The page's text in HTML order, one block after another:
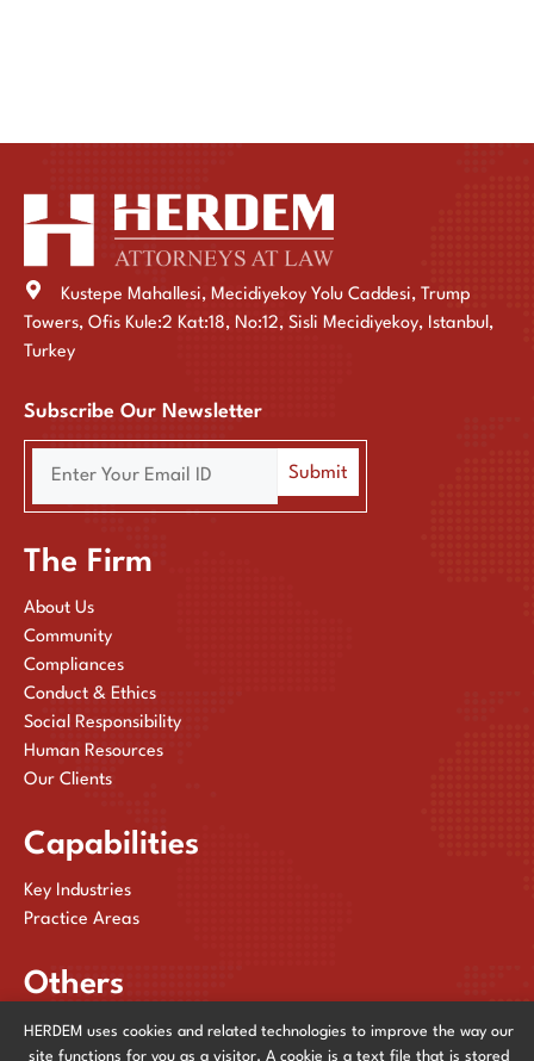
Kustepe Mahallesi, Mecidiyekoy Yolu Caddesi, Trump
Towers, Ofis Kule:2 Kat:18, No:12, Sisli Mecidiyekoy, Istanbul,
Turkey
Subscribe Our Newsletter
The Firm
About Us
Community
Compliances
Conduct & Ethics
Social Responsibility
Human Resources
Our Clients
Capabilities
Key Industries
Practice Areas
Others
Publications
HERDEM uses cookies and related technologies to improve the way our
site functions for you as a visitor. A cookie is a text file that is stored